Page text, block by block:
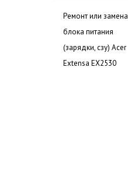
Ремонт или замена
блока питания
(зарядки, сзу) Acer
Extensa EX2530